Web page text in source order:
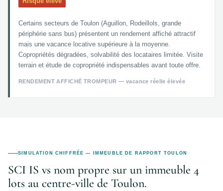
Certains secteurs de Toulon (Aguillon, Rodeillols, grande
périphérie sans bus) présentent un rendement affiché attractif
mais une vacance locative supérieure à la moyenne.
Copropriétés dégradées, solvabilité des locataires limitée. Visite
terrain et étude de copropriété indispensables avant toute offre.
RENDEMENT AFFICHÉ TROMPEUR — vacance réelle élevée
SIMULATION CHIFFRÉE — IMMEUBLE DE RAPPORT TOULON
SCI IS vs nom propre sur un immeuble 4
lots au centre-ville de Toulon.